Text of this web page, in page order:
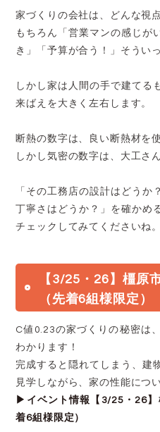
家づくりの会社は、どんな視
もちろん「営業マンの感じが
き」「予算が合う！」そうい
しかし家は人間の手で建てる
来ばえを大きく左右します。
断熱の数字は、良い断熱材を
しかし気密の数字は、大工さ
「その工務店の設計はどうか
丁寧さはどうか？」を確かめ
チェックしてみてくださいね。
【3/25・26】橿原
（先着6組様限定）
C値0.23の家づくりの秘密は
わかります！
完成すると隠れてしまう、建
見学しながら、家の性能につ
▶︎イベント情報【3/25・26
着6組様限定）